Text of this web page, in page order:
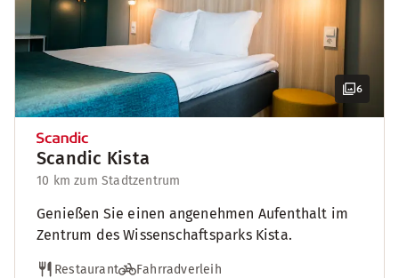
6
Scandic Kista
10 km zum Stadtzentrum
Genießen Sie einen angenehmen Aufenthalt im
Zentrum des Wissenschaftsparks Kista.
Restaurant
Fahrradverleih